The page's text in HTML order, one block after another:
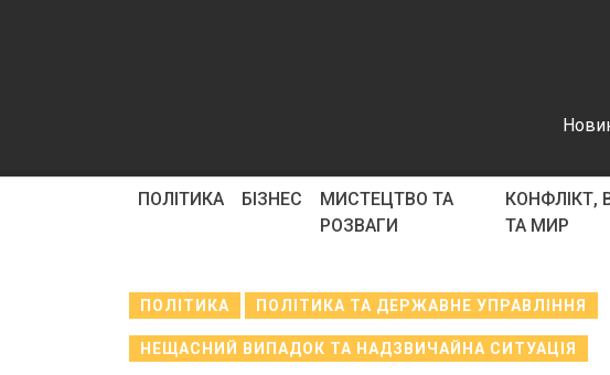
ПОЛІТИКА БІЗНЕС
МИСТЕЦТВО ТА
РОЗВАГИ
КОНФЛІКТ,
ТА МИР
ПОЛІТИКА ПОЛІТИКА ТА ДЕРЖАВНЕ УПРАВЛІННЯ
НЕЩАСНИЙ ВИПАДОК ТА НАДЗВИЧАЙНА СИТУАЦІЯ